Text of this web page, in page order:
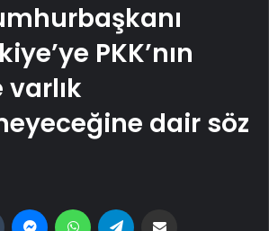
PKK’nın
varlık
dair söz
Tumblr MessengerWhatsApp